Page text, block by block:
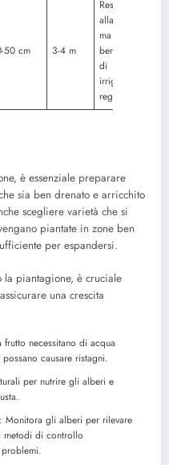
50 cm 3-4 m
Resistono
alla siccità
ma
beneficiano
di
irrigazioni
regolari.
è essenziale preparare
sia ben drenato e arricchito
scegliere varietà che si
piantate in zone ben
per espandersi.
la piantagione, è cruciale
una crescita
necessitano di acqua
causare ristagni.
per nutrire gli alberi e
: Monitora gli alberi per rilevare
metodi di controllo